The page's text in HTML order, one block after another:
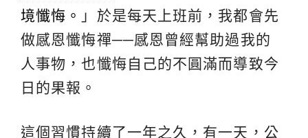
境懺悔。 」於是每天上班前，我都會先
做感恩懺悔禪──感恩曾經幫助過我的
人事物，也懺悔自己的不圓滿而導致今
日的果報。
這個習慣持續了一年之久，有一天，公